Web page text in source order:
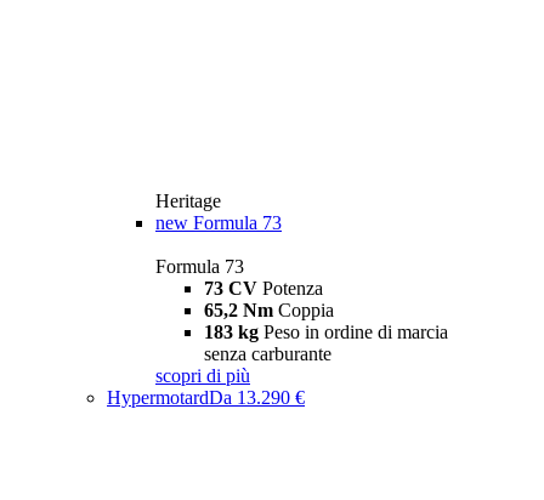
Heritage
new Formula 73
Formula 73
73 CV Potenza
65,2 Nm Coppia
183 kg Peso in ordine di marcia
senza carburante
scopri di più
HypermotardDa 13.290 €